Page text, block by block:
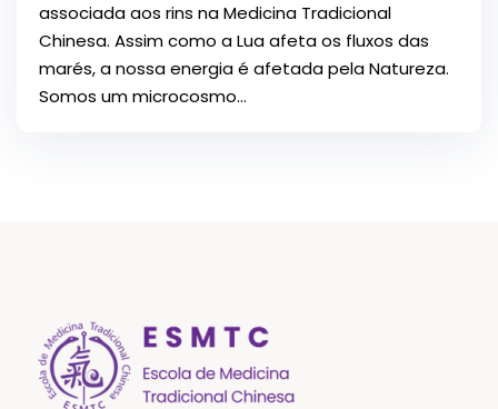
associada aos rins na Medicina Tradicional
Chinesa. Assim como a Lua afeta os fluxos das
marés, a nossa energia é afetada pela Natureza.
Somos um microcosmo...